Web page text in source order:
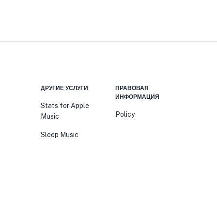
ДРУГИЕ УСЛУГИ
Stats for Apple
Music
Sleep Music
ПРАВОВАЯ
ИНФОРМАЦИЯ
Policy